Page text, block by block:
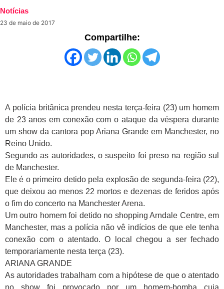
Notícias
23 de maio de 2017
Compartilhe:
A polícia britânica prendeu nesta terça-feira (23) um homem
de 23 anos em conexão com o ataque da véspera durante
um show da cantora pop Ariana Grande em Manchester, no
Reino Unido.
Segundo as autoridades, o suspeito foi preso na região sul
de Manchester.
Ele é o primeiro detido pela explosão de segunda-feira (22),
que deixou ao menos 22 mortos e dezenas de feridos após
o fim do concerto na Manchester Arena.
Um outro homem foi detido no shopping Arndale Centre, em
Manchester, mas a polícia não vê indícios de que ele tenha
conexão com o atentado. O local chegou a ser fechado
temporariamente nesta terça (23).
ARIANA GRANDE
As autoridades trabalham com a hipótese de que o atentado
no show foi provocado por um homem-bomba cuja